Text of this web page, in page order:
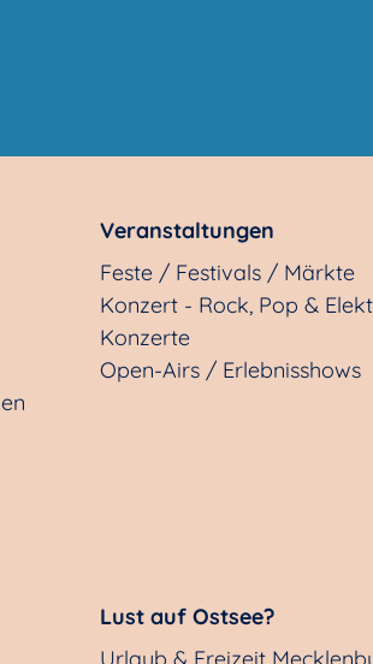
Veranstaltungen
Feste / Festivals / Märkte
Konzert - Rock, Pop &
Konzerte
Open-Airs / Erlebnisshows
Lust auf Ostsee?
Urlaub & Freizeit